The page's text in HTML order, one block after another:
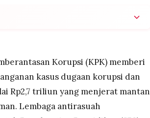
penanganan perkara yang sebelumnya
triliun.
Korupsi (KPK) memberi
kasus dugaan korupsi dan
Rp2,7 triliun yang menjerat mantan
Lembaga antirasuah